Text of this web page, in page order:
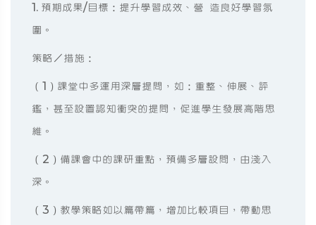
1. 預期成果/目標：提升學習成效、營 造良好學習氛
圍。
策略／措施：
（1）課堂中多運用深層提問，如：重整、伸展、評
鑑，甚至設置認知衝突的提問，促進學生發展高階思
維。
（2）備課會中的課研重點，預備多層設問，由淺入
深。
（3）教學策略如以篇帶篇，增加比較項目，帶動思